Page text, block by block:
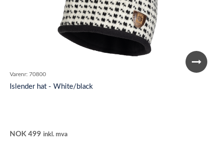
Varenr: 70800
Islender hat - White/black
NOK 499 inkl. mva